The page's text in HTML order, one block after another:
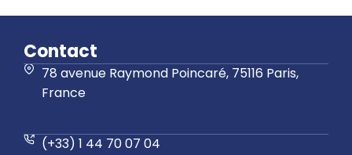
Contact
78 avenue Raymond Poincaré, 75116 Paris,
France
(+33) 1 44 70 07 04